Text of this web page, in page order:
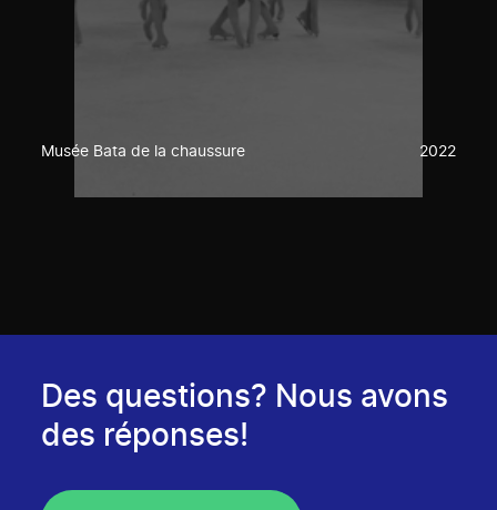
Musée Bata de la chaussure 2022
Des questions? Nous avons
des réponses!